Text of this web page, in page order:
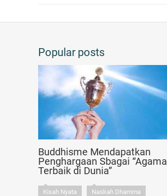
Popular posts
Buddhisme Mendapatkan
Penghargaan Sbagai “Agama
Terbaik di Dunia”
Kisah Nyata Naskah Dhamma